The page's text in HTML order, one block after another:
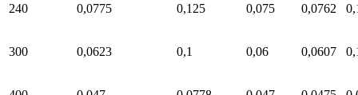
240 0,0775 0,125 0,075 0,0762
300 0,0623 0,1 0,06 0,0607